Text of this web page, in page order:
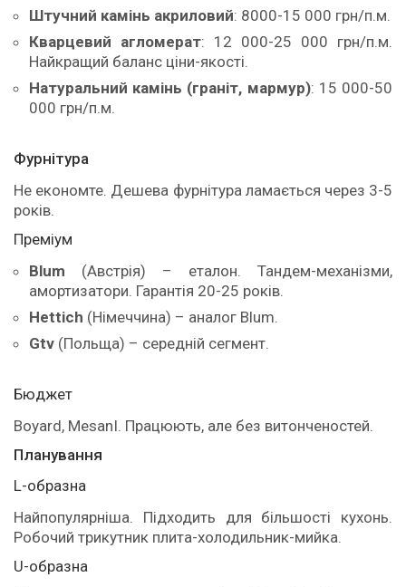
Штучний камінь акриловий: 8000-15 000 грн/п.м.
Кварцевий агломерат: 12 000-25 000 грн/п.м.
Найкращий баланс ціни-якості.
Натуральний камінь (граніт, мармур): 15 000-50
000 грн/п.м.
Фурнітура
Не економте. Дешева фурнітура ламається через 3-5
років.
Преміум
Blum (Австрія) – еталон. Тандем-механізми,
амортизатори. Гарантія 20-25 років.
Hettich (Німеччина) – аналог Blum.
Gtv (Польща) – середній сегмент.
Бюджет
Boyard, MesanI. Працюють, але без витонченостей.
Планування
L-образна
Найпопулярніша. Підходить для більшості кухонь.
Робочий трикутник плита-холодильник-мийка.
U-образна